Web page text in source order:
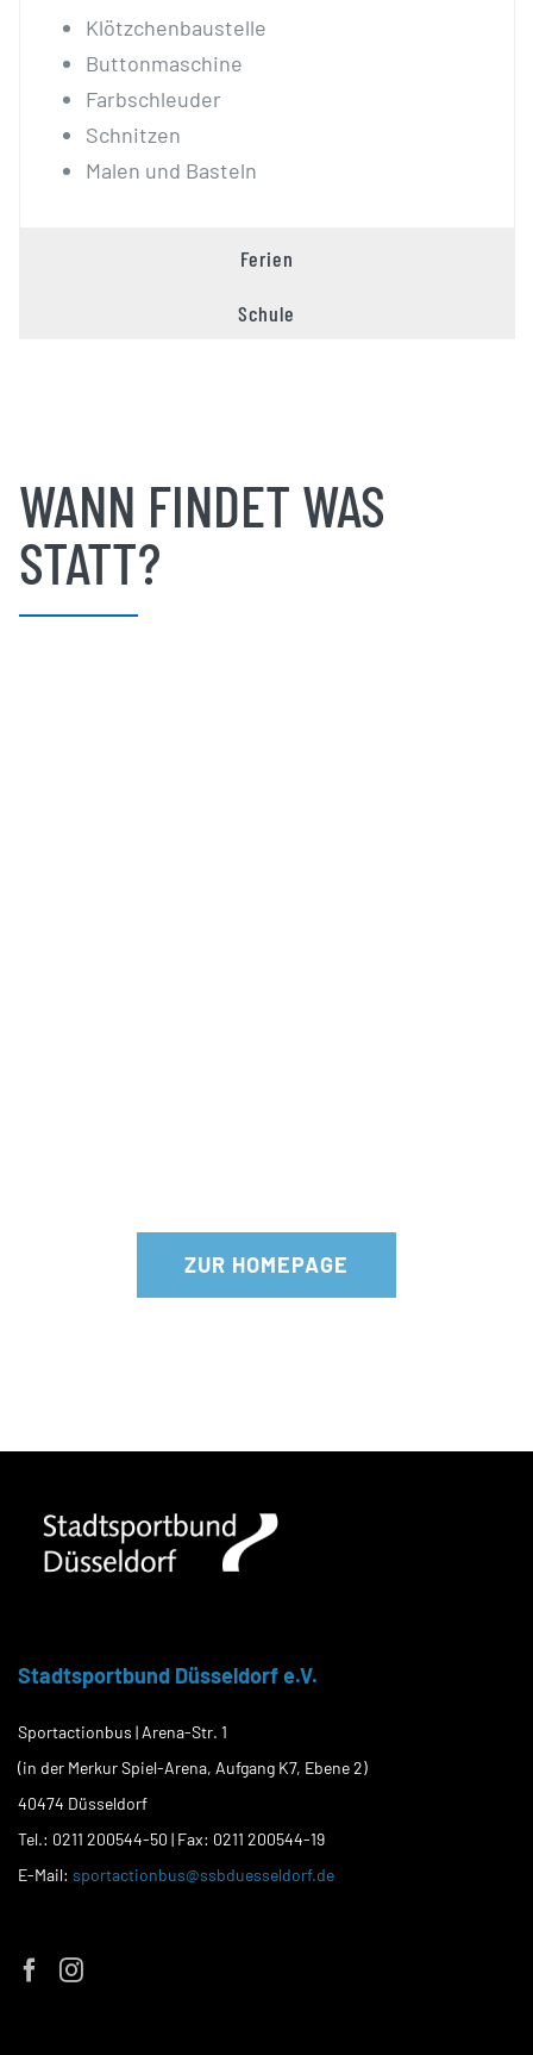
Klötzchenbaustelle
Buttonmaschine
Farbschleuder
Schnitzen
Malen und Basteln
Ferien
Schule
WANN FINDET WAS
STATT?
ZUR HOMEPAGE
Stadtsportbund Düsseldorf e.V.
Sportactionbus | Arena-Str. 1
(in der Merkur Spiel-Arena, Aufgang K7, Ebene 2)
40474 Düsseldorf
Tel.: 0211 200544-50 | Fax: 0211 200544-19
E-Mail: sportactionbus@ssbduesseldorf.de